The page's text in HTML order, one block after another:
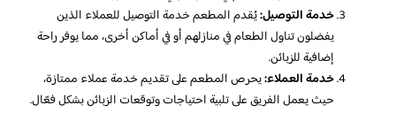
خدمة التوصيل:يُقدم المطعم خدمة التوصيل للعملاء الذين
يفضلون تناول الطعام في منازلهم أو في أماكن أخرى، مما يوفر راحة
إضافية للزبائن.
خدمة العملاء:يحرص المطعم على تقديم خدمة عملاء ممتازة،
حيث يعمل الفريق على تلبية احتياجات وتوقعات الزبائن بشكل فعّال.